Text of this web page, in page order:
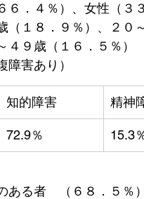
６．４％）、女性（３
（１８．９％）、２０
４９歳（１６．５％）
障害あり）
知的障害 精神
72.9％ 15.3
ある者　（６８．５％）